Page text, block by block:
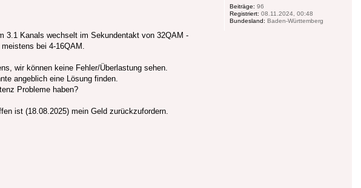
Beiträge: 96
Registriert: 08.11.2024, 00:48
Bundesland: Baden-Württemberg
3.1 Kanals wechselt im Sekundentakt von 32QAM -
bei 4-16QAM.
wir können keine Fehler/Überlastung sehen.
angeblich eine Lösung finden.
Probleme haben?
ist (18.08.2025) mein Geld zurückzufordern.